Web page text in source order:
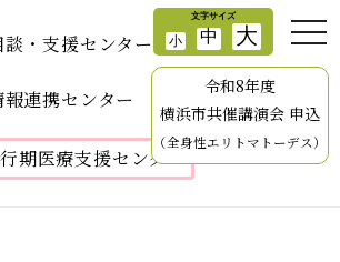
・支援センター
連携センター
期医療支援センター
令和8年度
横浜市共催講演会 申込
（全身性エリトマトーデス）